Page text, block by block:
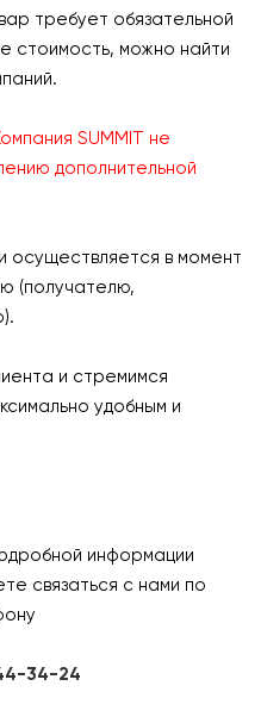
требует обязательной
стоимость, можно найти
SUMMIT не
дополнительной
осуществляется в момент
(получателю,
и стремимся
удобным и
информации
связаться с нами по
34-24